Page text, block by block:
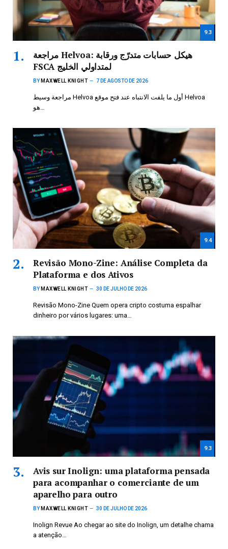
9.3
مراجعة Helvoa: هيكل حسابات متدرّج ورقابة
FSCA لمتداولي الخليج
BY MAXWELL KNIGHT 7 DE AGOSTO DE 2026
مراجعة وسيط Helvoa أول ما يلفت الانتباه عند فتح موقع Helvoa
هو…
9.4
Revisão Mono-Zine: Análise Completa da
Plataforma e dos Ativos
BY MAXWELL KNIGHT 30 DE JULHO DE 2026
Revisão Mono-Zine Quem opera cripto costuma espalhar
dinheiro por vários lugares: uma…
9.3
Avis sur Inolign: uma plataforma pensada
para acompanhar o comerciante de um
aparelho para outro
BY MAXWELL KNIGHT 30 DE JULHO DE 2026
Inolign Revue Ao chegar ao site do Inolign, um detalhe chama
a atenção…